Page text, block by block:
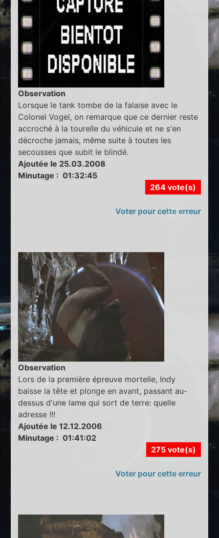
Observation
Lorsque le tank tombe de la falaise avec le
Colonel Vogel, on remarque que ce dernier reste
accroché à la tourelle du véhicule et ne s'en
décroche jamais, même suite à toutes les
secousses que subit le blindé.
Ajoutée le 25.03.2008
Minutage : 01:32:45
264 vote(s)
Voter pour cette erreur
Observation
Lors de la première épreuve mortelle, Indy
baisse la tête et plonge en avant, passant au-
dessus d'une lame qui sort de terre: quelle
adresse !!!
Ajoutée le 12.12.2006
Minutage : 01:41:02
275 vote(s)
Voter pour cette erreur